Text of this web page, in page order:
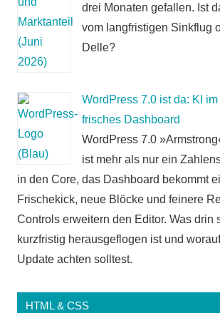
drei Monaten gefallen. Ist
vom langfristigen Sinkflug
Delle?
WordPress 7.0 ist da: KI
frisches Dashboard
WordPress 7.0
ist mehr als nur ein
in den Core, das Dashboard bekommt
Frischekick, neue Blöcke und feinere
Controls erweitern den Editor. Was drin
kurzfristig herausgeflogen ist und
Update achten solltest.
HTML & CSS